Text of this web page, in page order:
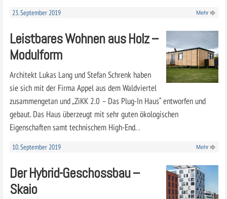
23. September 2019 Mehr
Leistbares Wohnen aus Holz –
Modulform
Architekt Lukas Lang und Stefan Schrenk haben
sie sich mit der Firma Appel aus dem Waldviertel
zusammengetan und „ZiKK 2.0 – Das Plug-In Haus“ entworfen und
gebaut. Das Haus überzeugt mit sehr guten ökologischen
Eigenschaften samt technischem High-End. .
10. September 2019 Mehr
Der Hybrid-Geschossbau –
Skaio